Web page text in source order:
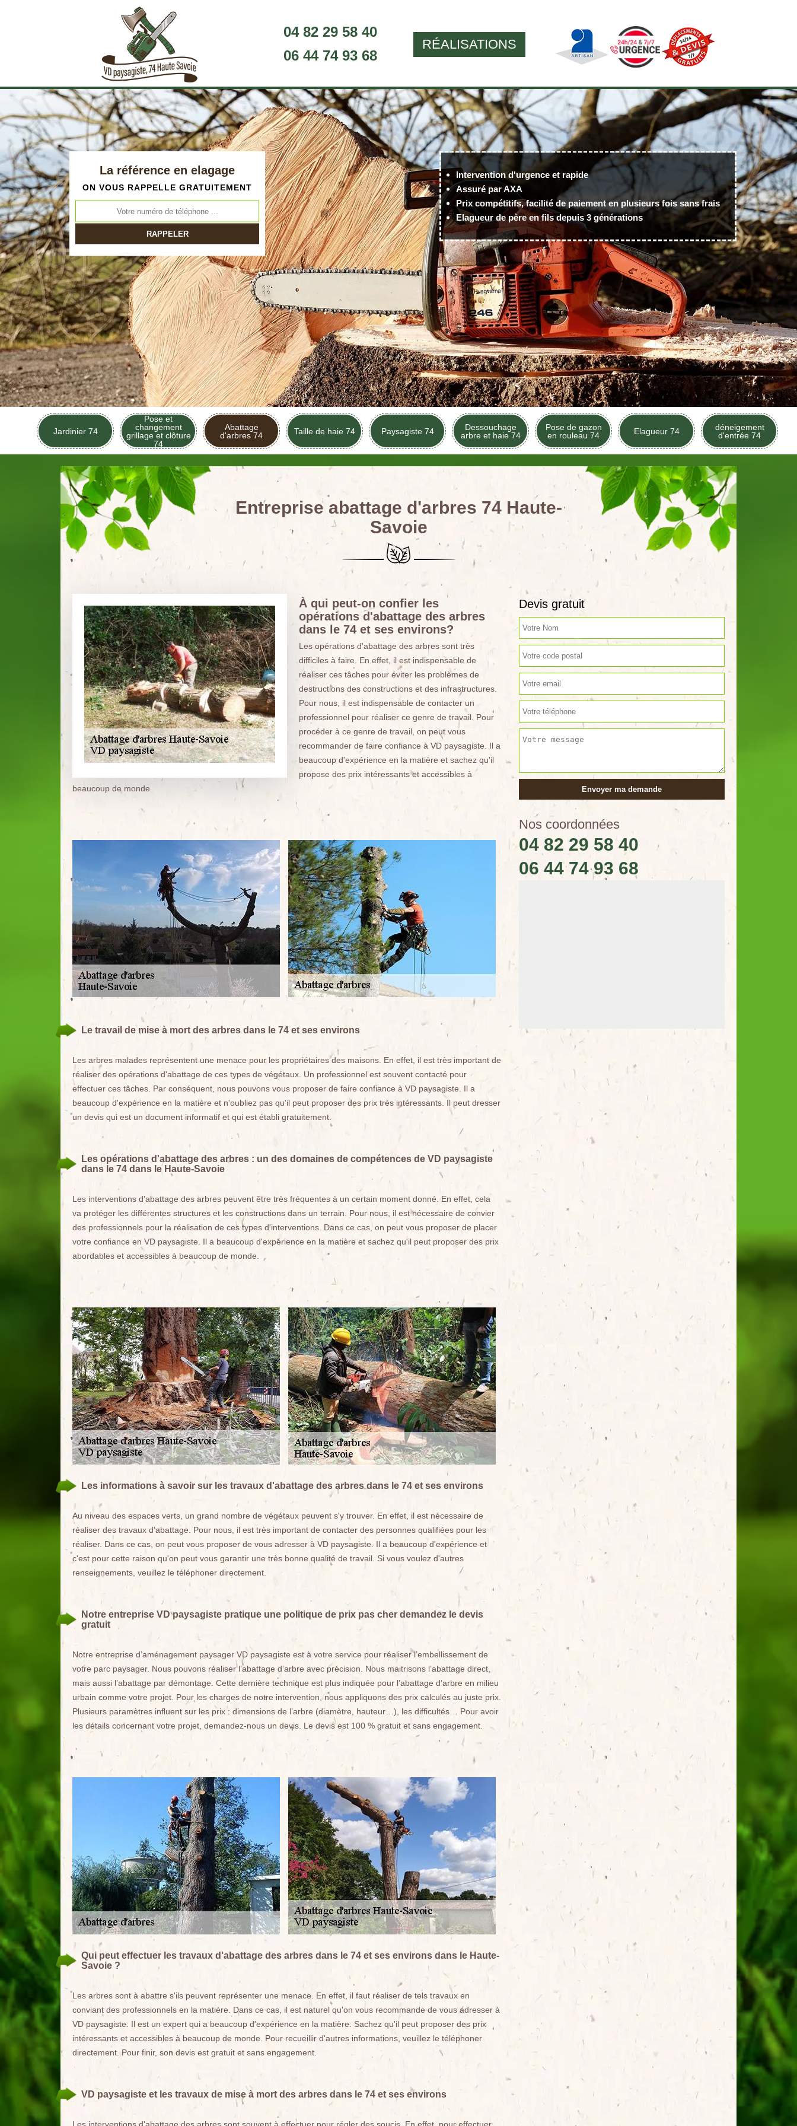
04 82 29 58 40
06 44 74 93 68
RÉALISATIONS
La référence en elagage
ON VOUS RAPPELLE GRATUITEMENT
Intervention d'urgence et rapide
Assuré par AXA
Prix compétitifs, facilité de paiement en plusieurs fois sans frais
Elagueur de père en fils depuis 3 générations
Jardinier 74
Pose et
changement
grillage et clôture
74
Abattage
d'arbres 74
Taille de haie 74 Paysagiste 74
Dessouchage
arbre et haie 74
Pose de gazon
en rouleau 74
Elagueur 74
déneigement
d'entrée 74
Entreprise abattage d'arbres 74 Haute-
Savoie
À qui peut-on confier les
opérations d'abattage des arbres
dans le 74 et ses environs?
Les opérations d'abattage des arbres sont très
difficiles à faire. En effet, il est indispensable de
réaliser ces tâches pour éviter les problèmes de
destructions des constructions et des infrastructures.
Pour nous, il est indispensable de contacter un
professionnel pour réaliser ce genre de travail. Pour
procéder à ce genre de travail, on peut vous
recommander de faire confiance à VD paysagiste. Il a
beaucoup d'expérience en la matière et sachez qu'il
propose des prix intéressants et accessibles à
beaucoup de monde.
Le travail de mise à mort des arbres dans le 74 et ses environs
Les arbres malades représentent une menace pour les propriétaires des maisons. En effet, il est très important de
réaliser des opérations d'abattage de ces types de végétaux. Un professionnel est souvent contacté pour
effectuer ces tâches. Par conséquent, nous pouvons vous proposer de faire confiance à VD paysagiste. Il a
beaucoup d'expérience en la matière et n'oubliez pas qu'il peut proposer des prix très intéressants. Il peut dresser
un devis qui est un document informatif et qui est établi gratuitement.
Les opérations d'abattage des arbres : un des domaines de compétences de VD paysagiste
dans le 74 dans le Haute-Savoie
Les interventions d'abattage des arbres peuvent être très fréquentes à un certain moment donné. En effet, cela
va protéger les différentes structures et les constructions dans un terrain. Pour nous, il est nécessaire de convier
des professionnels pour la réalisation de ces types d'interventions. Dans ce cas, on peut vous proposer de placer
votre confiance en VD paysagiste. Il a beaucoup d'expérience en la matière et sachez qu'il peut proposer des prix
abordables et accessibles à beaucoup de monde.
Les informations à savoir sur les travaux d'abattage des arbres dans le 74 et ses environs
Au niveau des espaces verts, un grand nombre de végétaux peuvent s'y trouver. En effet, il est nécessaire de
réaliser des travaux d'abattage. Pour nous, il est très important de contacter des personnes qualifiées pour les
réaliser. Dans ce cas, on peut vous proposer de vous adresser à VD paysagiste. Il a beaucoup d'expérience et
c'est pour cette raison qu'on peut vous garantir une très bonne qualité de travail. Si vous voulez d'autres
renseignements, veuillez le téléphoner directement.
Notre entreprise VD paysagiste pratique une politique de prix pas cher demandez le devis
gratuit
Notre entreprise d’aménagement paysager VD paysagiste est à votre service pour réaliser l’embellissement de
votre parc paysager. Nous pouvons réaliser l’abattage d’arbre avec précision. Nous maitrisons l’abattage direct,
mais aussi l’abattage par démontage. Cette dernière technique est plus indiquée pour l’abattage d’arbre en milieu
urbain comme votre projet. Pour les charges de notre intervention, nous appliquons des prix calculés au juste prix.
Plusieurs paramètres influent sur les prix : dimensions de l’arbre (diamètre, hauteur…), les difficultés… Pour avoir
les détails concernant votre projet, demandez-nous un devis. Le devis est 100 % gratuit et sans engagement.
Qui peut effectuer les travaux d'abattage des arbres dans le 74 et ses environs dans le Haute-
Savoie ?
Les arbres sont à abattre s'ils peuvent représenter une menace. En effet, il faut réaliser de tels travaux en
conviant des professionnels en la matière. Dans ce cas, il est naturel qu'on vous recommande de vous adresser à
VD paysagiste. Il est un expert qui a beaucoup d'expérience en la matière. Sachez qu'il peut proposer des prix
intéressants et accessibles à beaucoup de monde. Pour recueillir d'autres informations, veuillez le téléphoner
directement. Pour finir, son devis est gratuit et sans engagement.
VD paysagiste et les travaux de mise à mort des arbres dans le 74 et ses environs
Devis gratuit
Nos coordonnées
04 82 29 58 40
06 44 74 93 68